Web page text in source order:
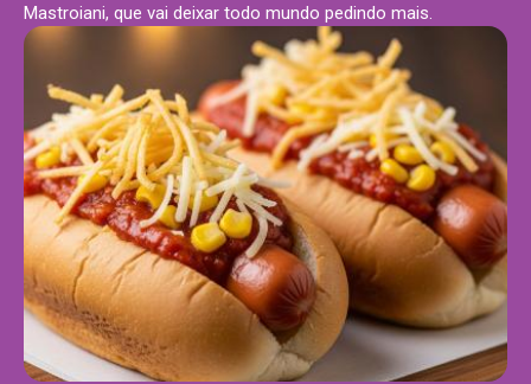
Mastroiani, que vai deixar todo mundo pedindo mais.